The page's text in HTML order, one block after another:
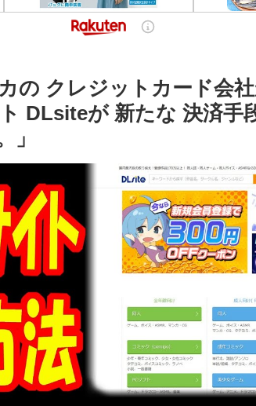
の クレジットカード会
DLsiteが 新たな 決済手
」